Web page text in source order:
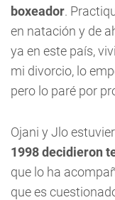
boxeador.
en natación y de
ya en este país,
mi divorcio, lo
pero lo paré por
Ojani y Jlo
1998 decidieron
que lo ha
que es